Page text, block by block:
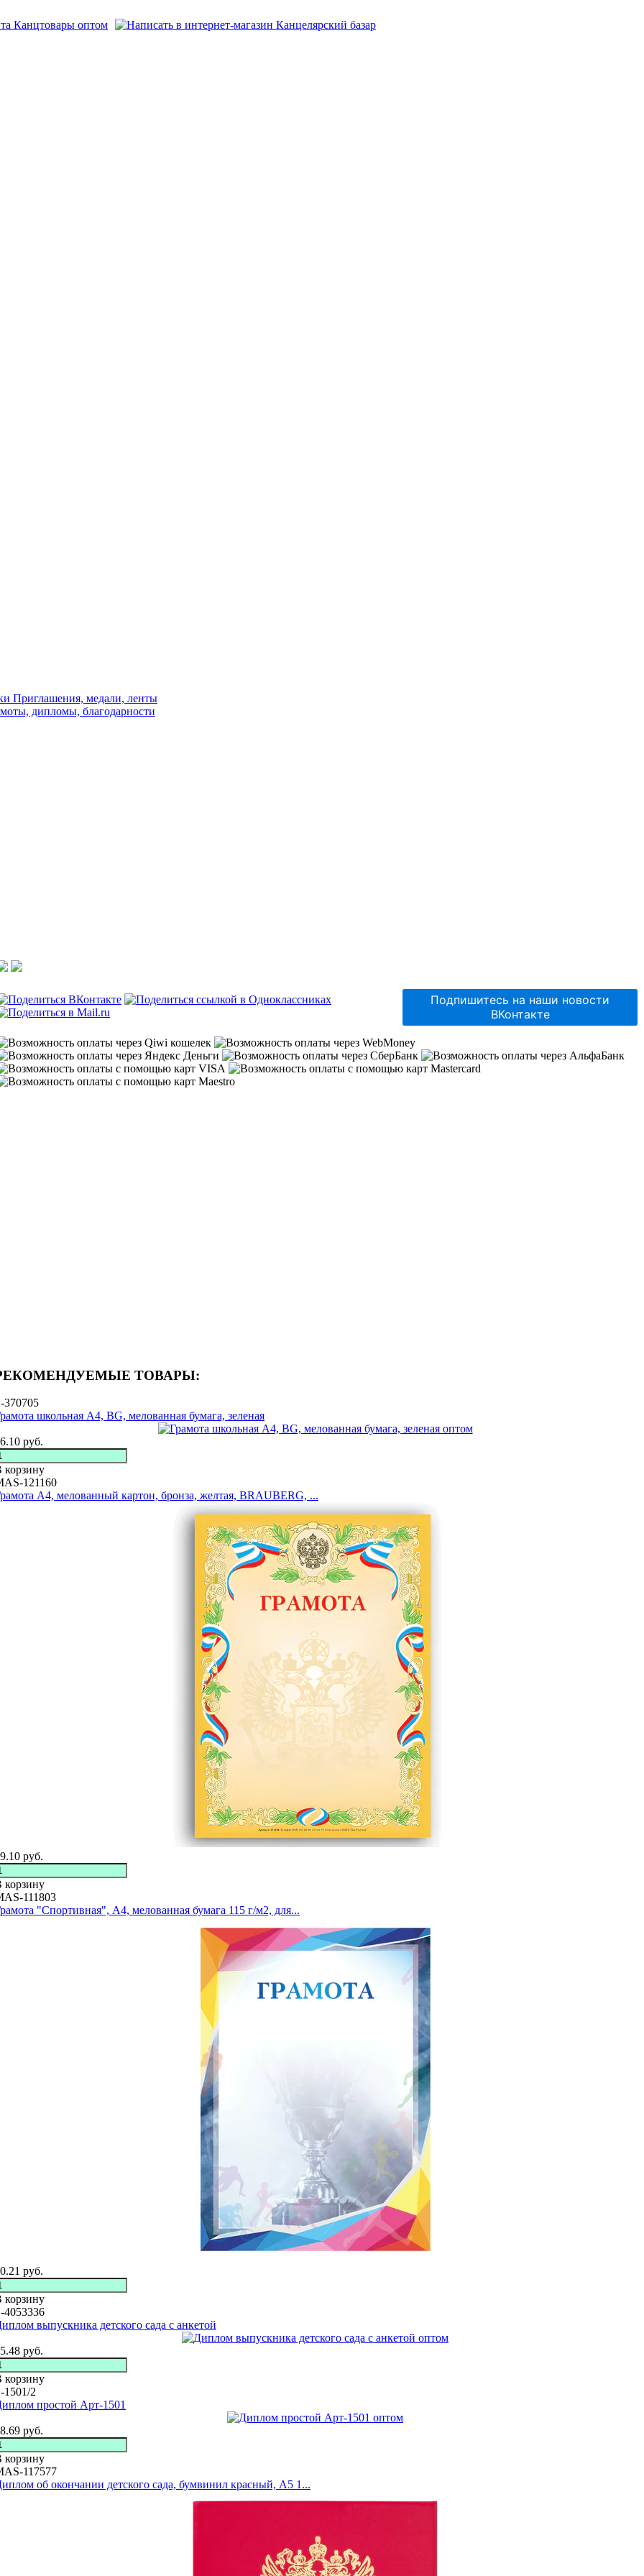
Приглашения, медали, ленты
дипломы, благодарности
Подпишитесь на наши новости
ВКонтакте
ТОВАРЫ:
370705
школьная А4, BG, мелованная бумага, зеленая
руб.
корзину
121160
А4, мелованный картон, бронза, желтая, BRAUBERG, ...
руб.
корзину
111803
"Спортивная", A4, мелованная бумага 115 г/м2, для...
руб.
корзину
4053336
выпускника детского сада с анкетой
руб.
корзину
1501/2
простой Арт-1501
руб.
корзину
117577
об окончании детского сада, бумвинил красный, А5 1...